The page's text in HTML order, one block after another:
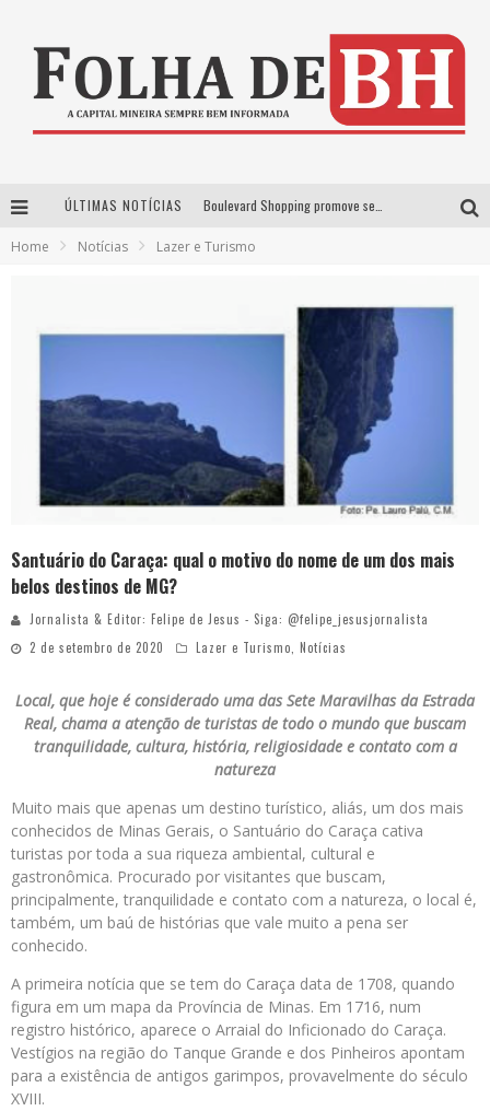
ÚLTIMAS NOTÍCIAS
VIASHOPPING CELEBRA O DIA DOS PAIS COM AÇÃO COMPROU-GANHOU EXCLUSIVA
Home Notícias Lazer e Turismo
Santuário do Caraça: qual o motivo do nome de um dos mais
belos destinos de MG?
Jornalista & Editor: Felipe de Jesus - Siga: @felipe_jesusjornalista
2 de setembro de 2020
Lazer e Turismo, Notícias
Local, que hoje é considerado uma das Sete Maravilhas da Estrada
Real, chama a atenção de turistas de todo o mundo que buscam
tranquilidade, cultura, história, religiosidade e contato com a
natureza
Muito mais que apenas um destino turístico, aliás, um dos mais
conhecidos de Minas Gerais, o Santuário do Caraça cativa
turistas por toda a sua riqueza ambiental, cultural e
gastronômica. Procurado por visitantes que buscam,
principalmente, tranquilidade e contato com a natureza, o local é,
também, um baú de histórias que vale muito a pena ser
conhecido.
A primeira notícia que se tem do Caraça data de 1708, quando
figura em um mapa da Província de Minas. Em 1716, num
registro histórico, aparece o Arraial do Inficionado do Caraça.
Vestígios na região do Tanque Grande e dos Pinheiros apontam
para a existência de antigos garimpos, provavelmente do século
XVIII.